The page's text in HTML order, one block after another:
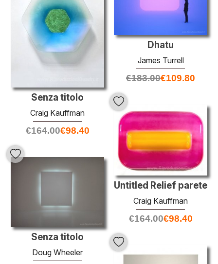
Senza titolo
Craig Kauffman
€164.00€98.40
Dhatu
James Turrell
€183.00€109.80
Untitled Relief parete
Craig Kauffman
€164.00€98.40
Senza titolo
Doug Wheeler